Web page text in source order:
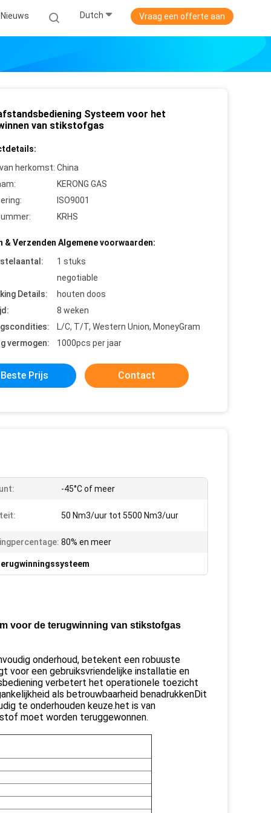
Nieuws Dutch Vraag een offerte aan
Systeem voor het
van stikstofgas
herkomst: China
KERONG GAS
ISO9001
KRHS
& Verzenden Algemene voorwaarden:
1 stuks
negotiable
Details:
houten doos
8 weken
L/C, T/T, Western Union, MoneyGram
vermogen:
1000pcs per jaar
Beste Prijs Contact
-45°C of meer
50 Nm3/uur tot 5500 Nm3/uur
80% en meer
voor de terugwinning van stikstofgas
onderhoud, betekent een robuuste
voor een gebruiksvriendelijke installatie en
verbetert het operationele toezicht
als betrouwbaarheid benadrukkenDit
te onderhouden keuze.het is van
moet worden teruggewonnen.